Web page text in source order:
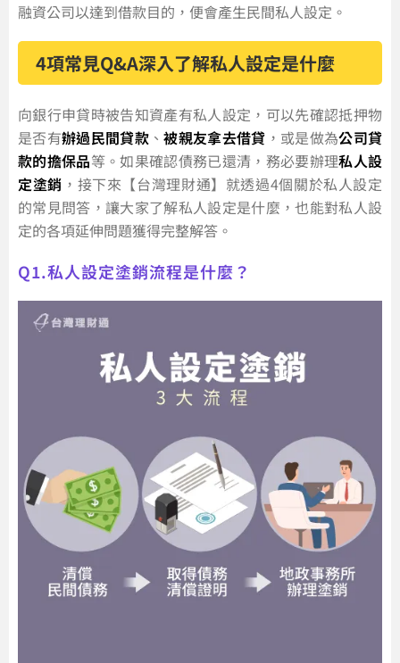
融資公司以達到借款目的，便會產生民間私人設定。
4項常見Q&A深入了解私人設定是什麼
向銀行申貸時被告知資產有私人設定，可以先確認抵押物
是否有辦過民間貸款 、被親友拿去借貸 ，或是做為公司貸
款的擔保品等。如果確認債務已還清，務必要辦理私人設
定塗銷 ，接下來【台灣理財通】就透過4個關於私人設定
的常見問答，讓大家了解私人設定是什麼，也能對私人設
定的各項延伸問題獲得完整解答。
Q1.私人設定塗銷流程是什麼？